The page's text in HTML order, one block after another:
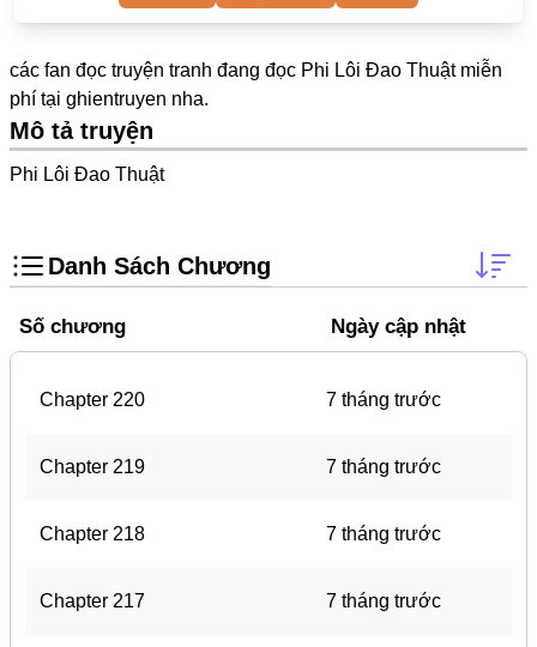
Adult
Mature
Trọng Sinh
Thanh Xuân Vườn Trường
Báo Thù
#Trâu Già Gặm Cỏ Non
Demons
Anime
#Hoàng Gia
các fan đọc truyện tranh đang đọc Phi Lôi Đao Thuật miễn
phí tại ghientruyen nha.
Mô tả truyện
Phi Lôi Đao Thuật
Danh Sách Chương
Số chương Ngày cập nhật
Chapter 220 7 tháng trước
Chapter 219 7 tháng trước
Chapter 218 7 tháng trước
Chapter 217 7 tháng trước